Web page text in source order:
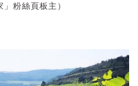
粉絲頁板主）